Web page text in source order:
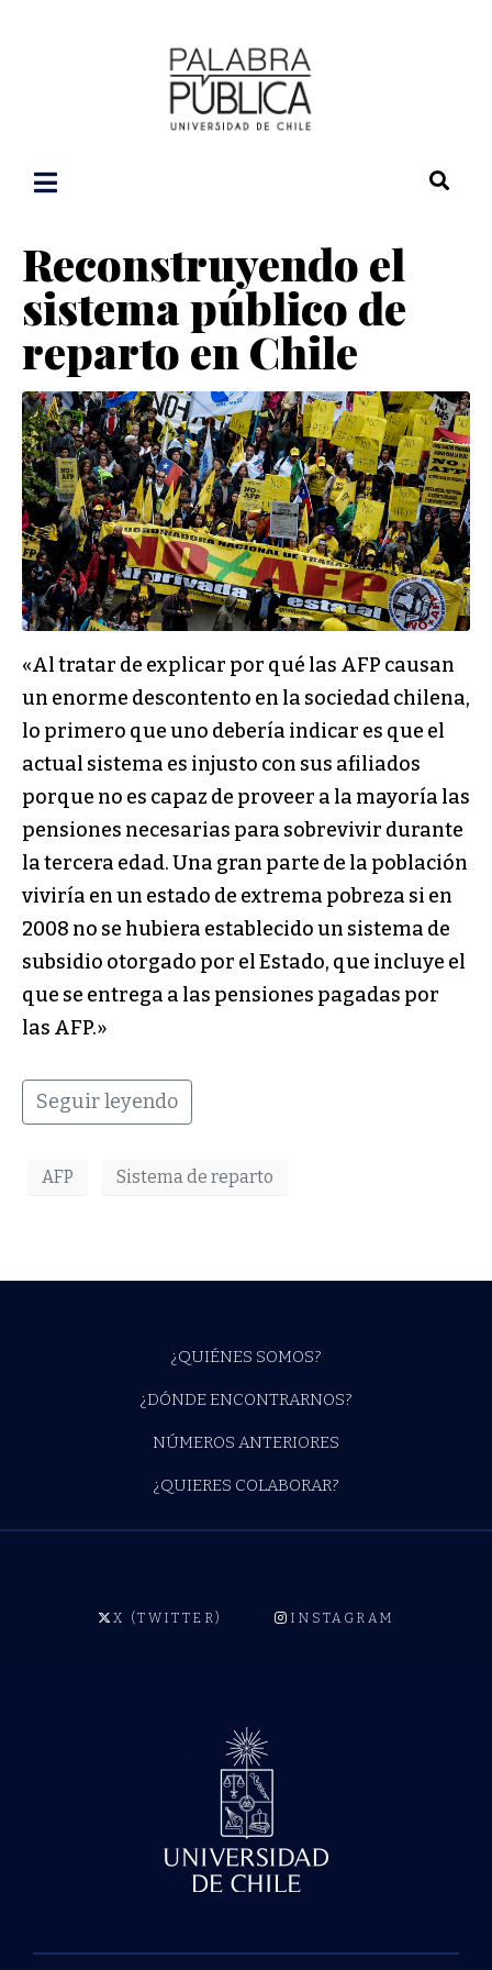
Reconstruyendo el
sistema público de
reparto en Chile
«Al tratar de explicar por qué las AFP causan
un enorme descontento en la sociedad chilena,
lo primero que uno debería indicar es que el
actual sistema es injusto con sus afiliados
porque no es capaz de proveer a la mayoría las
pensiones necesarias para sobrevivir durante
la tercera edad. Una gran parte de la población
viviría en un estado de extrema pobreza si en
2008 no se hubiera establecido un sistema de
subsidio otorgado por el Estado, que incluye el
que se entrega a las pensiones pagadas por
las AFP.»
Seguir leyendo
AFP Sistema de reparto
¿QUIÉNES SOMOS?
¿DÓNDE ENCONTRARNOS?
NÚMEROS ANTERIORES
¿QUIERES COLABORAR?
X (TWITTER) INSTAGRAM